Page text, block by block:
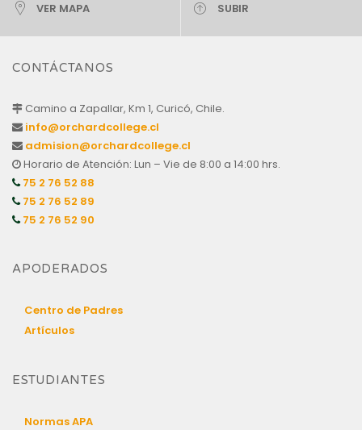
VER MAPA SUBIR
CONTÁCTANOS
Camino a Zapallar, Km 1, Curicó, Chile.
info@orchardcollege.cl
admision@orchardcollege.cl
Horario de Atención: Lun – Vie de 8:00 a 14:00 hrs.
75 2 76 52 88
75 2 76 52 89
75 2 76 52 90
APODERADOS
Centro de Padres
Artículos
ESTUDIANTES
Normas APA